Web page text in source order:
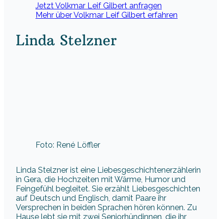
Jetzt Volkmar Leif Gilbert anfragen
Mehr über Volkmar Leif Gilbert erfahren
Linda Stelzner
Foto: René Löffler
Linda Stelzner ist eine Liebesgeschichtenerzählerin
in Gera, die Hochzeiten mit Wärme, Humor und
Feingefühl begleitet. Sie erzählt Liebesgeschichten
auf Deutsch und Englisch, damit Paare ihr
Versprechen in beiden Sprachen hören können. Zu
Hause lebt sie mit zwei Seniorhündinnen, die ihr